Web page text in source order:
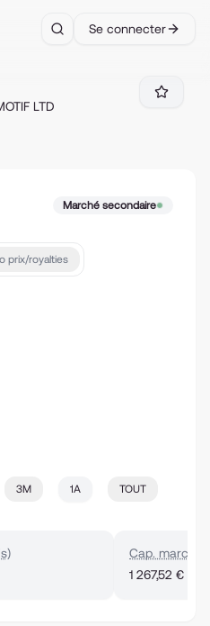
Search
Se connecter
LTD
Marché secondaire
prix/royalties
3M 1A TOUT
Cap. marché
1 267,52 €